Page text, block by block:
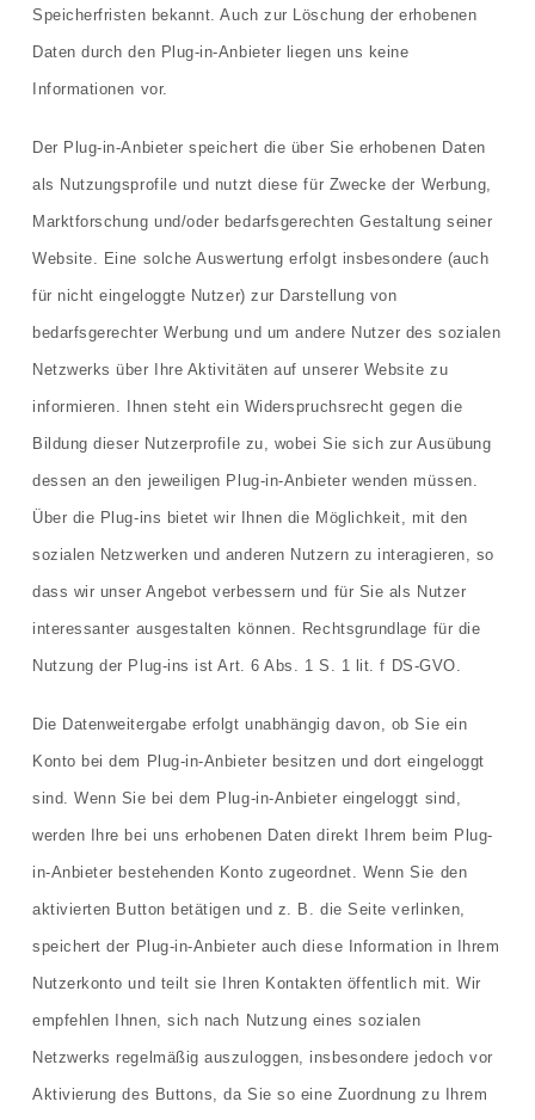
Speicherfristen bekannt. Auch zur Löschung der erhobenen
Daten durch den Plug-in-Anbieter liegen uns keine
Informationen vor.
Der Plug-in-Anbieter speichert die über Sie erhobenen Daten
als Nutzungsprofile und nutzt diese für Zwecke der Werbung,
Marktforschung und/oder bedarfsgerechten Gestaltung seiner
Website. Eine solche Auswertung erfolgt insbesondere (auch
für nicht eingeloggte Nutzer) zur Darstellung von
bedarfsgerechter Werbung und um andere Nutzer des sozialen
Netzwerks über Ihre Aktivitäten auf unserer Website zu
informieren. Ihnen steht ein Widerspruchsrecht gegen die
Bildung dieser Nutzerprofile zu, wobei Sie sich zur Ausübung
dessen an den jeweiligen Plug-in-Anbieter wenden müssen.
Über die Plug-ins bietet wir Ihnen die Möglichkeit, mit den
sozialen Netzwerken und anderen Nutzern zu interagieren, so
dass wir unser Angebot verbessern und für Sie als Nutzer
interessanter ausgestalten können. Rechtsgrundlage für die
Nutzung der Plug-ins ist Art. 6 Abs. 1 S. 1 lit. f DS-GVO.
Die Datenweitergabe erfolgt unabhängig davon, ob Sie ein
Konto bei dem Plug-in-Anbieter besitzen und dort eingeloggt
sind. Wenn Sie bei dem Plug-in-Anbieter eingeloggt sind,
werden Ihre bei uns erhobenen Daten direkt Ihrem beim Plug-
in-Anbieter bestehenden Konto zugeordnet. Wenn Sie den
aktivierten Button betätigen und z. B. die Seite verlinken,
speichert der Plug-in-Anbieter auch diese Information in Ihrem
Nutzerkonto und teilt sie Ihren Kontakten öffentlich mit. Wir
empfehlen Ihnen, sich nach Nutzung eines sozialen
Netzwerks regelmäßig auszuloggen, insbesondere jedoch vor
Aktivierung des Buttons, da Sie so eine Zuordnung zu Ihrem